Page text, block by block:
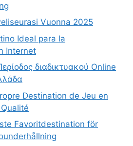
Vuonna 2025
Ideal para la
Internet
διαδικτυακού Online
Destination de Jeu en
Favoritdestination för